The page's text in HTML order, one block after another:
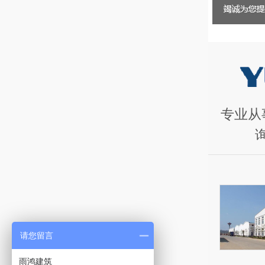
专业从
请您留言
雨鸿建筑